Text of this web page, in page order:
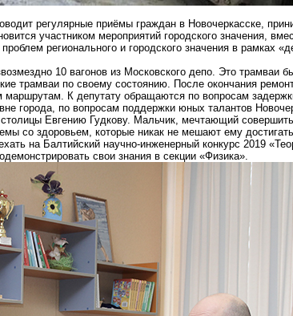
регулярные приёмы граждан в Новочеркасске,
участником мероприятий городского значения,
регионального и городского значения в рамках
10 вагонов из Московского депо. Это трамваи
трамваи по своему состоянию. После окончания
маршрутам. К депутату обращаются по вопросам
города, по вопросам поддержки юных талантов
Евгению Гудкову. Мальчик, мечтающий
со здоровьем, которые никак не мешают ему
на Балтийский научно-инженерный конкурс 2019
свои знания в секции «Физика».